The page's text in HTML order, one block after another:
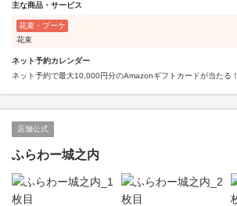
主な商品・サービス
花束・ブーケ
花束
ネット予約カレンダー
ネット予約で最大10,000円分のAmazonギフトカードが当たる！
店舗公式
ふらわー城之内